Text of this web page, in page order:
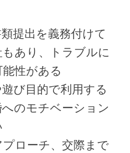
提出を義務付けて
あり、トラブルに
性がある
び目的で利用する
のモチベーション
プローチ、交際まで